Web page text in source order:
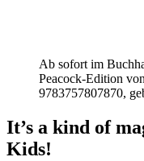
Ab sofort im
Peacock-Edition
9783757807870,
It’s a kind of
Kids!